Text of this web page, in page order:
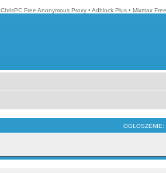
ChrisPC Free Anonymous Proxy • Adblock Plus • Mixmax Free
OGŁOSZENIE: